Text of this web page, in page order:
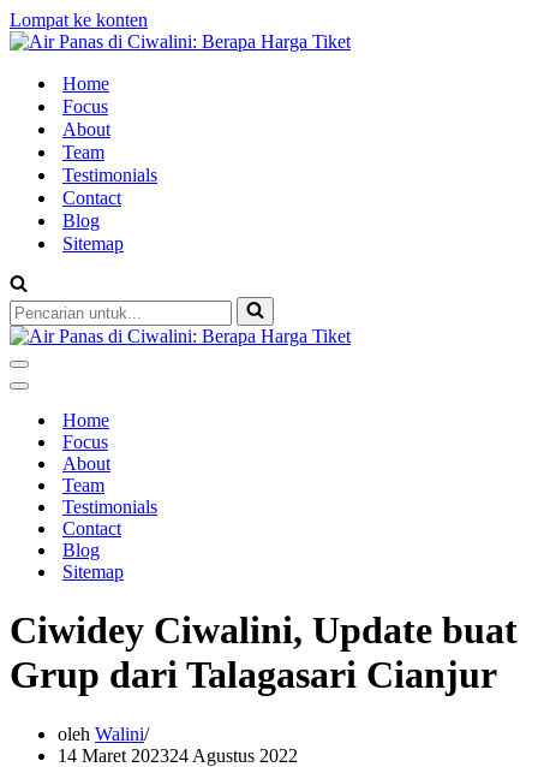
Lompat ke konten
Home
Focus
About
Team
Testimonials
Contact
Blog
Sitemap
Pencarian
untuk...
Menu
Navigasi
Menu
NavigasiHome
Focus
About
Team
Testimonials
Contact
Blog
Sitemap
Ciwidey Ciwalini, Update buat
Grup dari Talagasari Cianjur
oleh Walini
14 Maret 202324 Agustus 2022